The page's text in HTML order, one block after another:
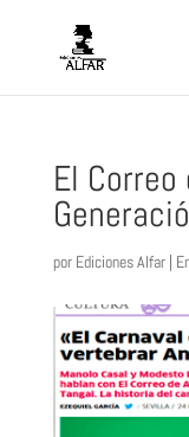
El
por Ediciones Alfar|